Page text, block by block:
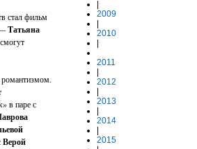
стал фильм
Татьяна
романтизмом.
в паре с
Верой
2009
2010
2011
2012
2013
2014
2015